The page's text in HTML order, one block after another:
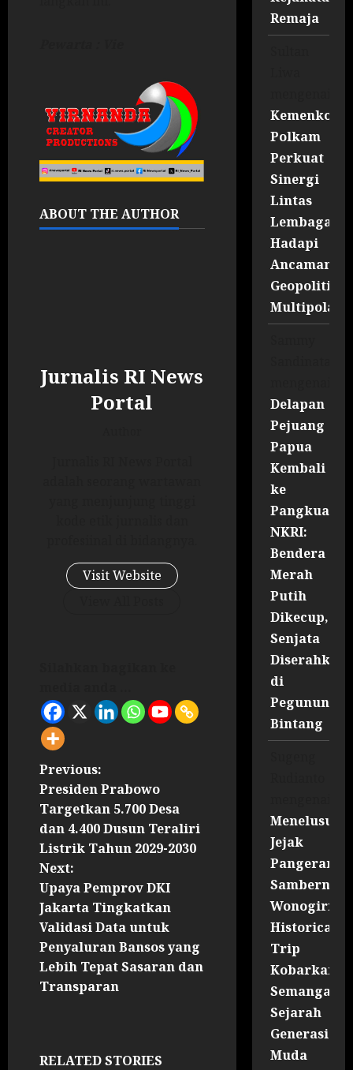
ABOUT THE AUTHOR
Jurnalis RI News
Portal
Visit Website
Previous:
Presiden Prabowo
Targetkan 5.700 Desa
dan 4.400 Dusun Teraliri
Listrik Tahun 2029-2030
Next:
Upaya Pemprov DKI
Jakarta Tingkatkan
Validasi Data untuk
Penyaluran Bansos yang
Lebih Tepat Sasaran dan
Transparan
RELATED STORIES
Remaja
Kemenko
Polkam
Perkuat
Sinergi
Lintas
Lembaga
Hadapi
Ancaman
Geopolitik
Multipolar
Delapan
Pejuang
Papua
Kembali
ke
Pangkuan
NKRI:
Bendera
Merah
Putih
Dikecup,
Senjata
Diserahkan
di
Bintang
Menelusuri
Jejak
Pangeran
Wonogiri
Historical
Trip
Kobarkan
Semangat
Sejarah
Generasi
Muda